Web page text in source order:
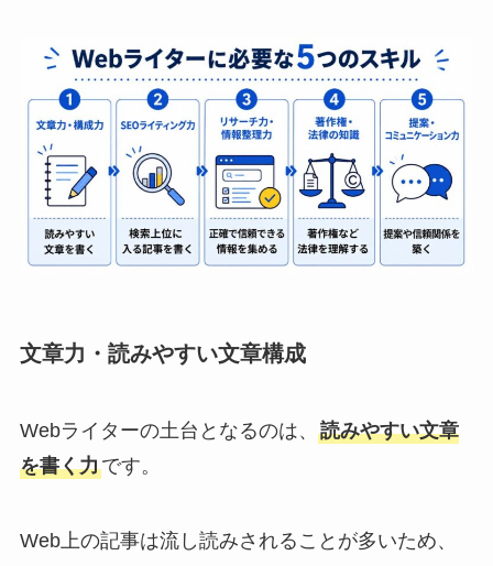
文章力・読みやすい文章構成
Webライターの土台となるのは、 読みやすい文章
を書く力です。
Web上の記事は流し読みされることが多いため、